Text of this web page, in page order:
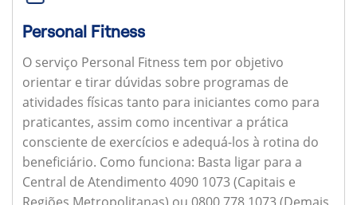
Personal Fitness
O serviço Personal Fitness tem por objetivo
orientar e tirar dúvidas sobre programas de
atividades físicas tanto para iniciantes como para
praticantes, assim como incentivar a prática
consciente de exercícios e adequá-los à rotina do
beneficiário. Como funciona: Basta ligar para a
Central de Atendimento 4090 1073 (Capitais e